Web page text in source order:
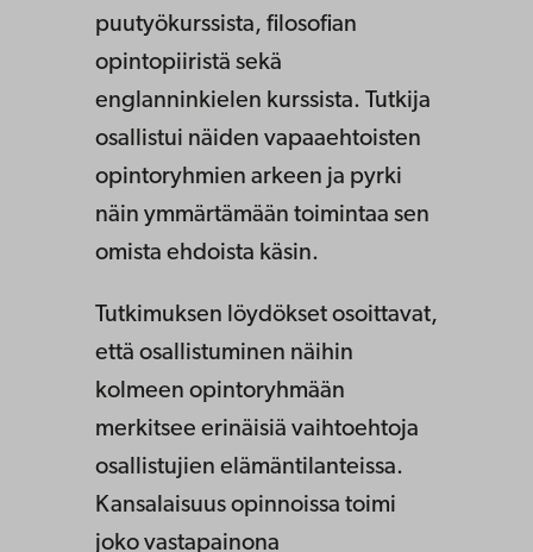
puutyökurssista, filosofian
opintopiiristä sekä
englanninkielen kurssista. Tutkija
osallistui näiden vapaaehtoisten
opintoryhmien arkeen ja pyrki
näin ymmärtämään toimintaa sen
omista ehdoista käsin.
Tutkimuksen löydökset osoittavat,
että osallistuminen näihin
kolmeen opintoryhmään
merkitsee erinäisiä vaihtoehtoja
osallistujien elämäntilanteissa.
Kansalaisuus opinnoissa toimi
joko vastapainona